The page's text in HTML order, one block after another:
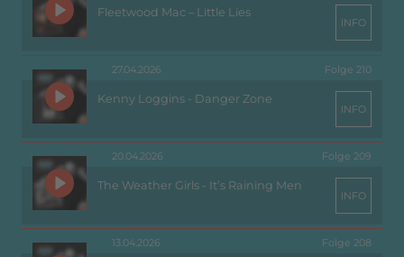
Fleetwood Mac – Little Lies
INFO
27.04.2026 Folge 210
Kenny Loggins - Danger Zone
INFO
20.04.2026 Folge 209
The Weather Girls - It’s Raining Men
INFO
13.04.2026 Folge 208